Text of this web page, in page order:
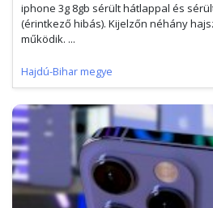
iphone 3g 8gb sérült hátlappal és
(érintkező hibás). Kijelzőn néhány
működik. ...
Hajdú-Bihar megye